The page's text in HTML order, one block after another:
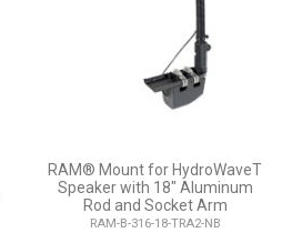
RAM® Mount for HydroWaveT
Speaker with 18" Aluminum
Rod and Socket Arm
RAM-B-316-18-TRA2-NB